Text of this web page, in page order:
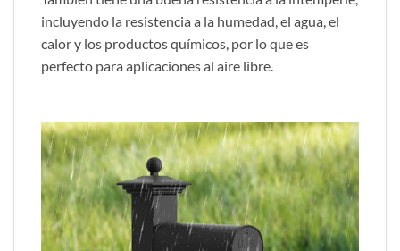
incluyendo la resistencia a la humedad, el agua, el
calor y los productos químicos, por lo que es
perfecto para aplicaciones al aire libre.